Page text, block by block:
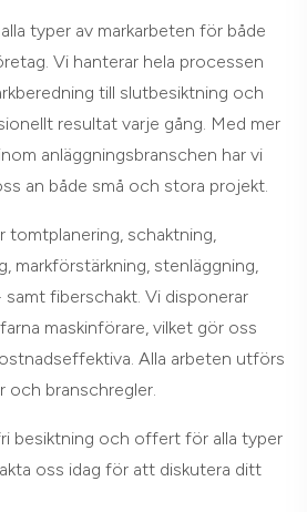
typer av markarbeten för både
Vi hanterar hela processen
till slutbesiktning och
resultat varje gång. Med mer
anläggningsbranschen har vi
an både små och stora projekt.
tomtplanering, schaktning,
markförstärkning, stenläggning,
fiberschakt. Vi disponerar
maskinförare, vilket gör oss
Alla arbeten utförs
och branschregler.
besiktning och offert för alla typer
oss idag för att diskutera ditt